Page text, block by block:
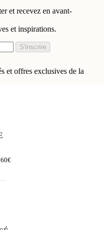
et recevez en avant-
et inspirations.
S'inscrire
et offres exclusives de la